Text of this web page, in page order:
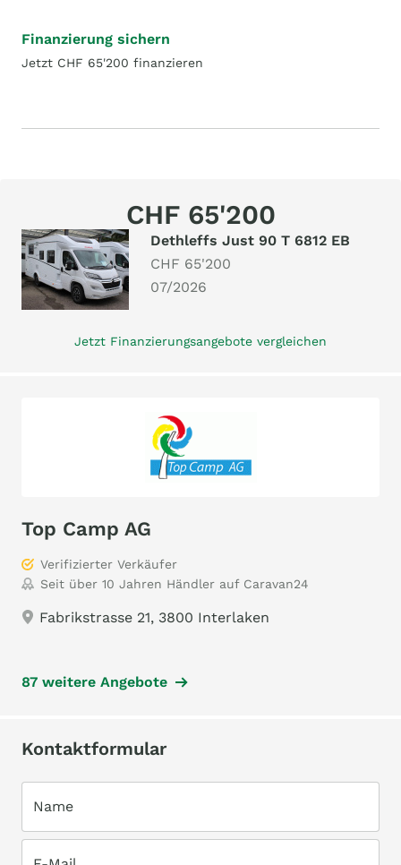
Finanzierung sichern
Jetzt CHF 65'200 finanzieren
CHF 65'200
Dethleffs Just 90 T 6812 EB
CHF 65'200
07/2026
Jetzt Finanzierungsangebote vergleichen
Top Camp AG
Verifizierter Verkäufer
Seit über 10 Jahren Händler auf Caravan24
Fabrikstrasse 21, 3800 Interlaken
87 weitere Angebote
Kontaktformular
Name